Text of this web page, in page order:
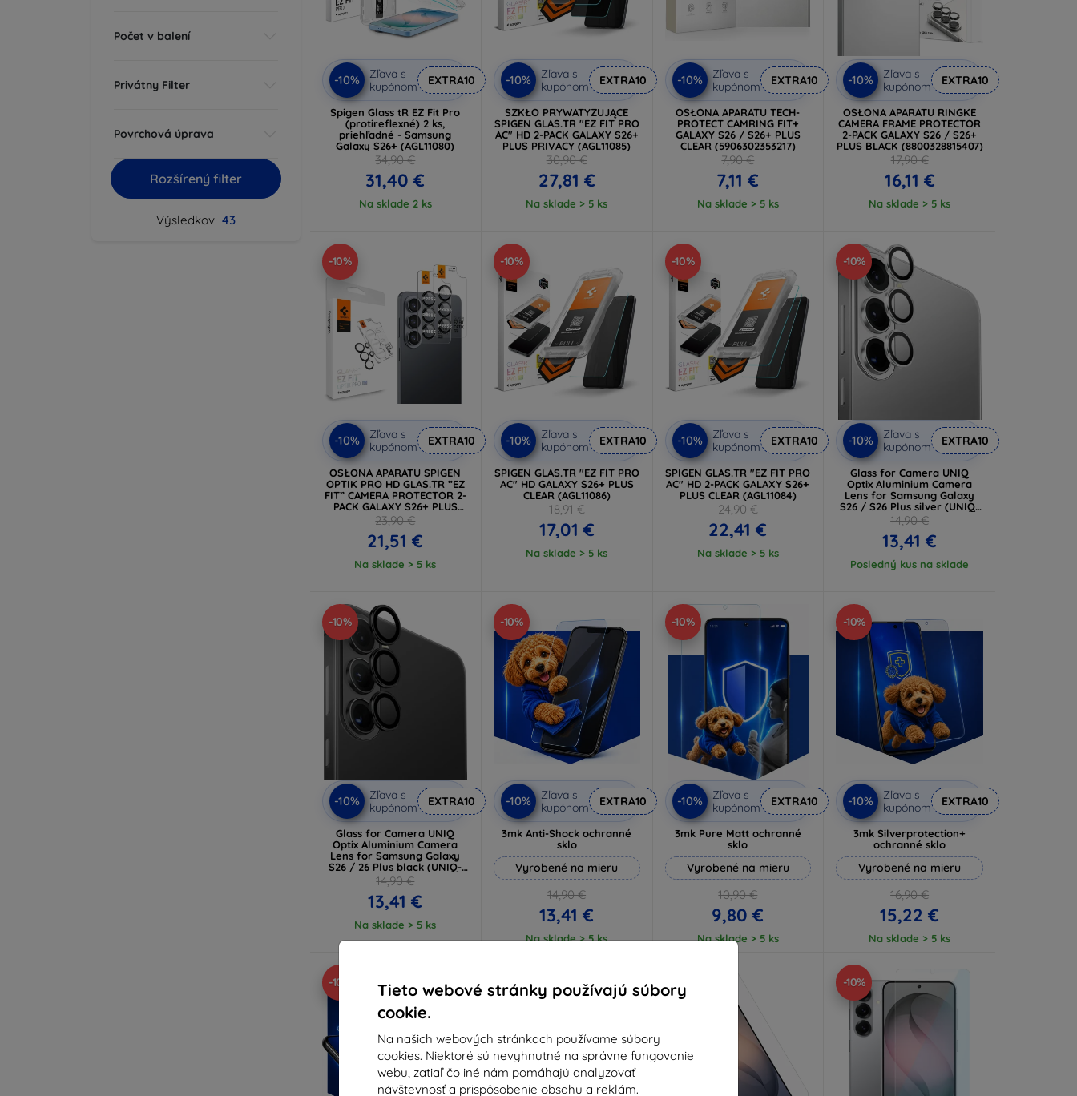
Tieto webové stránky používajú súbory
cookie.
Na našich webových stránkach používame súbory
cookies. Niektoré sú nevyhnutné na správne fungovanie
webu, zatiaľ čo iné nám pomáhajú analyzovať
návštevnosť a prispôsobenie obsahu a reklám.
Počet v balení
Privátny Filter
Povrchová úprava
Rozšírený filter
Výsledkov 43
-10%
Zľava s
kupónom
EXTRA10
Spigen Glass tR EZ Fit Pro
(protireflexné) 2 ks,
priehľadné - Samsung
Galaxy S26+ (AGL11080)
34,90 €
31,40 €
Na sklade 2 ks
-10%
Zľava s
kupónom
EXTRA10
SZKŁO PRYWATYZUJĄCE
SPIGEN GLAS.TR "EZ FIT PRO
AC" HD 2-PACK GALAXY S26+
PLUS PRIVACY (AGL11085)
30,90 €
27,81 €
Na sklade > 5 ks
-10%
Zľava s
kupónom
EXTRA10
OSŁONA APARATU TECH-
PROTECT CAMRING FIT+
GALAXY S26 / S26+ PLUS
CLEAR (5906302353217)
7,90 €
7,11 €
Na sklade > 5 ks
-10%
Zľava s
kupónom
EXTRA10
OSŁONA APARATU RINGKE
CAMERA FRAME PROTECTOR
2-PACK GALAXY S26 / S26+
PLUS BLACK (8800328815407)
17,90 €
16,11 €
Na sklade > 5 ks
-10%
-10%
Zľava s
kupónom
EXTRA10
OSŁONA APARATU SPIGEN
OPTIK PRO HD GLAS.TR ”EZ
FIT” CAMERA PROTECTOR 2-
PACK GALAXY S26+ PLUS
BLACK (AGL11088)
23,90 €
21,51 €
Na sklade > 5 ks
-10%
-10%
Zľava s
kupónom
EXTRA10
SPIGEN GLAS.TR "EZ FIT PRO
AC" HD GALAXY S26+ PLUS
CLEAR (AGL11086)
18,91 €
17,01 €
Na sklade > 5 ks
-10%
-10%
Zľava s
kupónom
EXTRA10
SPIGEN GLAS.TR "EZ FIT PRO
AC" HD 2-PACK GALAXY S26+
PLUS CLEAR (AGL11084)
24,90 €
22,41 €
Na sklade > 5 ks
-10%
-10%
Zľava s
kupónom
EXTRA10
Glass for Camera UNIQ
Optix Aluminium Camera
Lens for Samsung Galaxy
S26 / S26 Plus silver (UNIQ-
GS26-26P-ALENSSIL)
14,90 €
13,41 €
Posledný kus na sklade
-10%
-10%
Zľava s
kupónom
EXTRA10
Glass for Camera UNIQ
Optix Aluminium Camera
Lens for Samsung Galaxy
S26 / 26 Plus black (UNIQ-
GS26-26P-ALENSBLK)
14,90 €
13,41 €
Na sklade > 5 ks
-10%
-10%
Zľava s
kupónom
EXTRA10
3mk Anti-Shock ochranné
sklo
Vyrobené na mieru
14,90 €
13,41 €
Na sklade > 5 ks
-10%
-10%
Zľava s
kupónom
EXTRA10
3mk Pure Matt ochranné
sklo
Vyrobené na mieru
10,90 €
9,80 €
Na sklade > 5 ks
-10%
-10%
Zľava s
kupónom
EXTRA10
3mk Silverprotection+
ochranné sklo
Vyrobené na mieru
16,90 €
15,22 €
Na sklade > 5 ks
-10% -10% -10%